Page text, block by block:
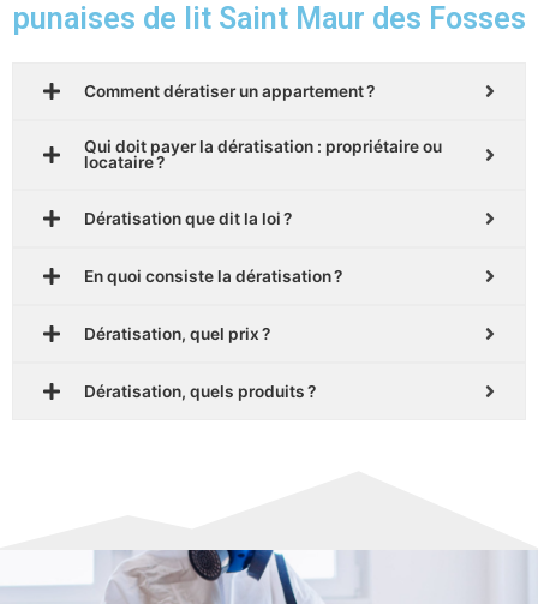
punaises de lit Saint Maur des Fosses
Comment dératiser un appartement ?
Qui doit payer la dératisation : propriétaire ou
locataire ?
Dératisation que dit la loi ?
En quoi consiste la dératisation ?
Dératisation, quel prix ?
Dératisation, quels produits ?